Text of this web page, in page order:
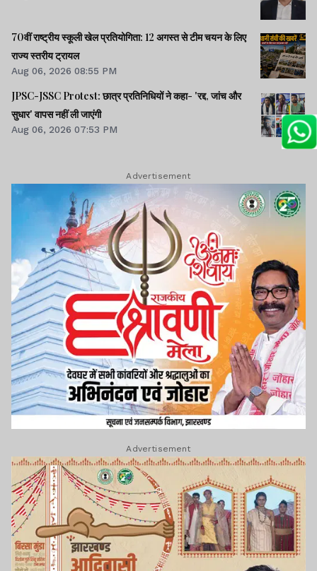
70वीं राष्ट्रीय स्कूली खेल प्रतियोगिता: 12 अगस्त से टीम चयन के लिए
राज्य स्तरीय ट्रायल
Aug 06, 2026 08:55 PM
JPSC-JSSC Protest: छात्र प्रतिनिधियों ने कहा- 'रद्द, जांच और
सुधार' वापस नहीं ली जाएंगी
Aug 06, 2026 07:53 PM
Advertisement
Advertisement